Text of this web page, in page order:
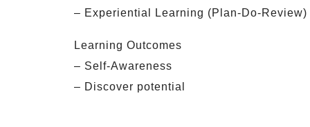
– Experiential Learning (Plan-Do-Review)
Learning Outcomes
– Self-Awareness
– Discover potential